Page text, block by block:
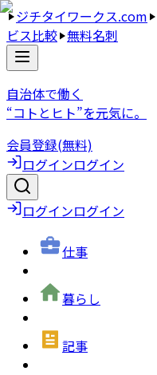
ジチタイワークス.com
ビス比較 無料名刺
自治体で働く
“コトとヒト”を元気に。
会員登録(無料)
ログインログイン
ログインログイン
仕事
暮らし
記事